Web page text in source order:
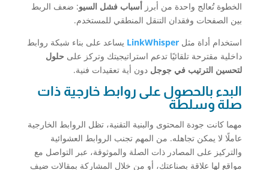
الخطوة تُعالج واحدة من أبرز أسباب فشل السيو: ضعف الربط
بين الصفحات وفقدان التنقل المنطقي للمستخدم.
استخدام أداة مثل LinkWhisper يساعد على بناء شبكة روابط
داخلية مقترحة تلقائيًا تدعم استراتيجيتك وتركز على حلول
لتحسين الترتيب في جوجل دون أية تعقيدات فنية.
البدء بالحصول على روابط خارجية ذات
صلة وسلطة
مهما كانت جودة المحتوى والبنية التقنية، تظل الروابط الخارجية
عاملًا لا يمكن تجاهله. من المهم تجنب الروابط العشوائية
والتركيز على المصادر ذات الصلة والموثوقة، عبر التواصل مع
مواقع لها علاقة بصناعتك، أو من خلال المشاركة بمقالات ضيف